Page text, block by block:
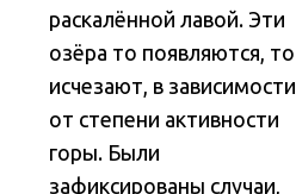
раскалённой лавой. Эти
озёра то появляются, то
исчезают, в зависимости
от степени активности
горы. Были
зафиксированы случаи,